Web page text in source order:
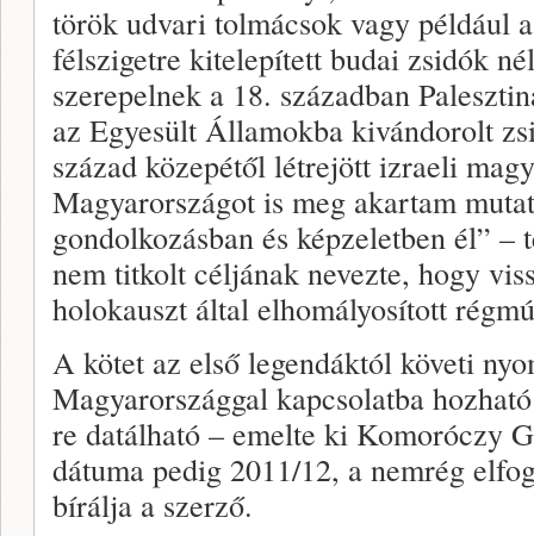
török udvari tolmácsok vagy például
félszigetre kitelepített budai zsidók
szerepelnek a 18. században
az Egyesült Államokba kivándorolt
század közepétől létrejött izraeli
Magyarországot is meg akartam
gondolkozásban és képzeletben él”
nem titkolt céljának nevezte, hogy
holokauszt által elhomályosított
A kötet az első legendáktól követi
Magyarországgal kapcsolatba
re datálható – emelte ki Komoróczy
dátuma pedig 2011/12, a nemrég
bírálja a szerző.